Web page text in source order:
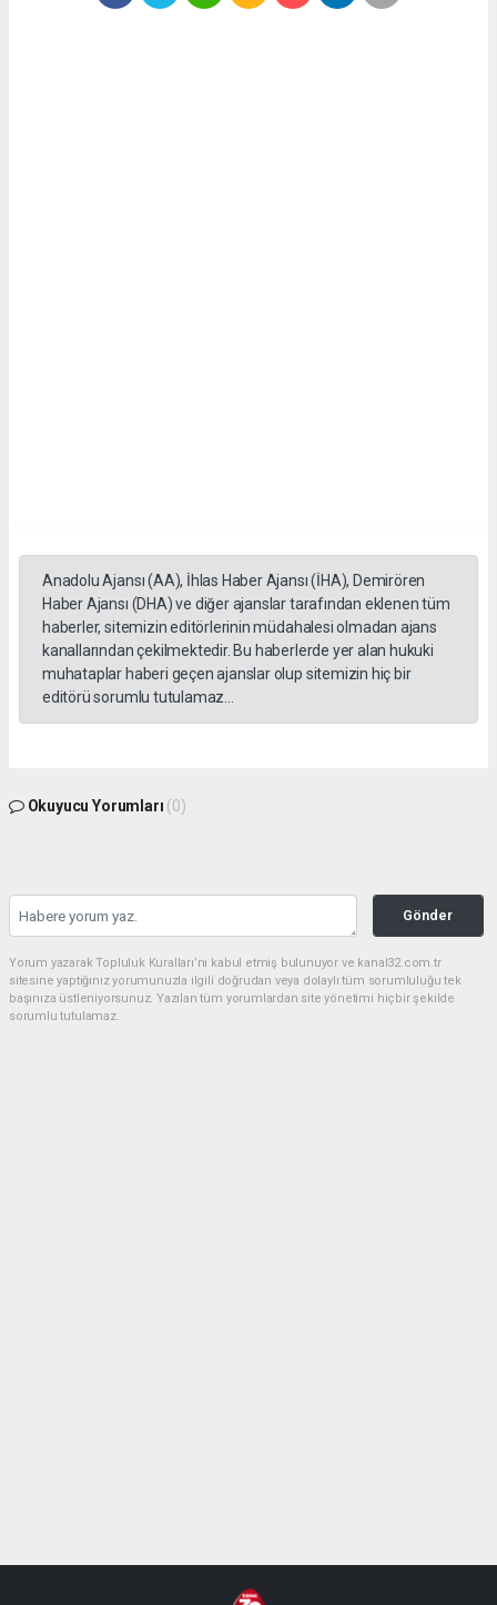
Anadolu Ajansı (AA), İhlas Haber Ajansı (İHA), Demirören
Haber Ajansı (DHA) ve diğer ajanslar tarafından eklenen tüm
haberler, sitemizin editörlerinin müdahalesi olmadan ajans
kanallarından çekilmektedir. Bu haberlerde yer alan hukuki
muhataplar haberi geçen ajanslar olup sitemizin hiç bir
editörü sorumlu tutulamaz...
Okuyucu Yorumları (0)
Gönder
Yorum yazarak Topluluk Kuralları’nı kabul etmiş bulunuyor ve kanal32.com.tr
sitesine yaptığınız yorumunuzla ilgili doğrudan veya dolaylı tüm sorumluluğu tek
başınıza üstleniyorsunuz. Yazılan tüm yorumlardan site yönetimi hiçbir şekilde
sorumlu tutulamaz.